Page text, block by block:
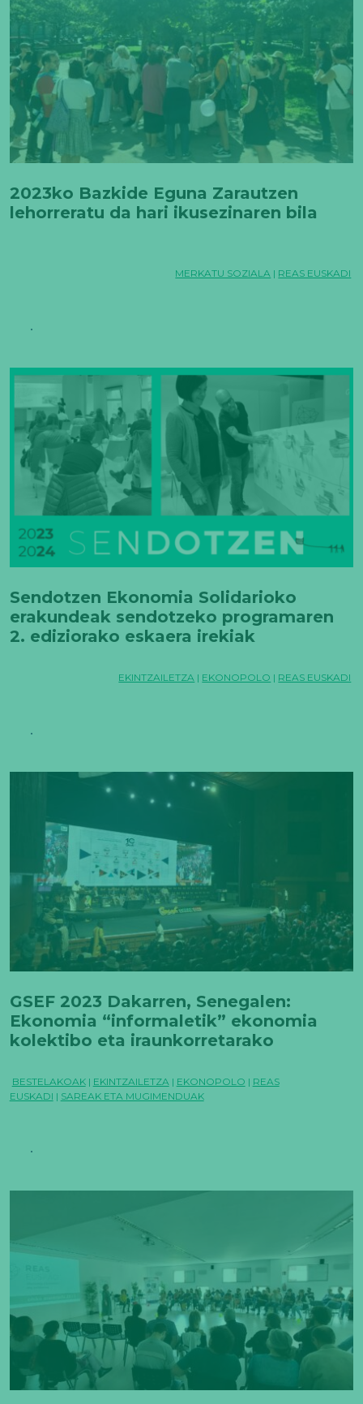
2023ko Bazkide Eguna Zarautzen
lehorreratu da hari ikusezinaren bila
MERKATU SOZIALA | REAS EUSKADI
Sendotzen Ekonomia Solidarioko
erakundeak sendotzeko programaren
2. ediziorako eskaera irekiak
EKINTZAILETZA | EKONOPOLO | REAS EUSKADI
GSEF 2023 Dakarren, Senegalen:
Ekonomia “informaletik” ekonomia
kolektibo eta iraunkorretarako
BESTELAKOAK | EKINTZAILETZA | EKONOPOLO | REAS
EUSKADI | SAREAK ETA MUGIMENDUAK